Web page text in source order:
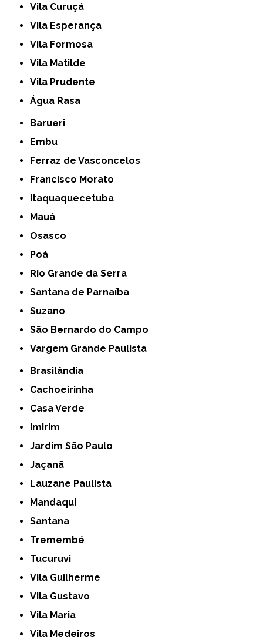
Vila Curuçá
Vila Esperança
Vila Formosa
Vila Matilde
Vila Prudente
Água Rasa
Barueri
Embu
Ferraz de Vasconcelos
Francisco Morato
Itaquaquecetuba
Mauá
Osasco
Poá
Rio Grande da Serra
Santana de Parnaíba
Suzano
São Bernardo do Campo
Vargem Grande Paulista
Brasilândia
Cachoeirinha
Casa Verde
Imirim
Jardim São Paulo
Jaçanã
Lauzane Paulista
Mandaqui
Santana
Tremembé
Tucuruvi
Vila Guilherme
Vila Gustavo
Vila Maria
Vila Medeiros